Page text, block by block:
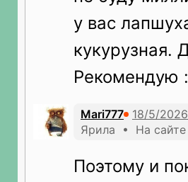
у вас
кукурузная.
Рекомендую
Mari777
Ярила • На сайте
Поэтому и